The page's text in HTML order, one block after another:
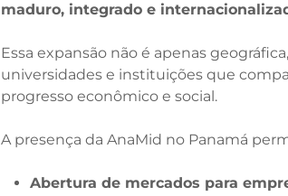
maduro, integrado e
Essa expansão não é apenas
universidades e instituições que
progresso econômico e social.
A presença da AnaMid no Panamá
Abertura de mercados para